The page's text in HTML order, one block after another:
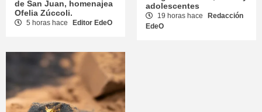
de San Juan, homenajea
Ofelia Zúccoli.
5 horas hace Editor EdeO
adolescentes
19 horas hace
Redacción
EdeO